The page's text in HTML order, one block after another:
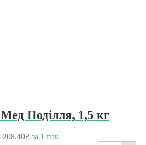
Поділля, 1,5 кг
208.40₴ за 1 пак